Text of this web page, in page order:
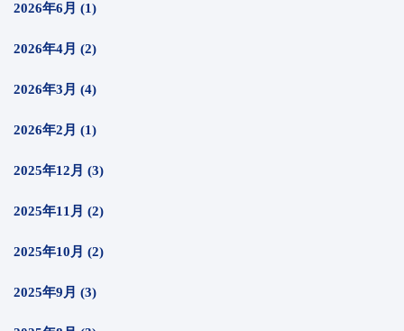
2026年6月 (1)
2026年4月 (2)
2026年3月 (4)
2026年2月 (1)
2025年12月 (3)
2025年11月 (2)
2025年10月 (2)
2025年9月 (3)